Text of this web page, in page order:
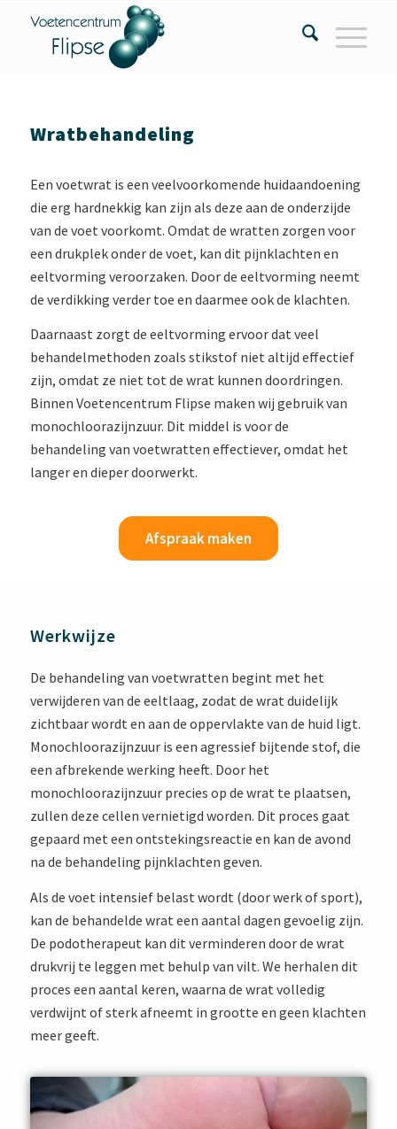
Wratbehandeling
Een voetwrat is een veelvoorkomende huidaandoening
die erg hardnekkig kan zijn als deze aan de onderzijde
van de voet voorkomt. Omdat de wratten zorgen voor
een drukplek onder de voet, kan dit pijnklachten en
eeltvorming veroorzaken. Door de eeltvorming neemt
de verdikking verder toe en daarmee ook de klachten.
Daarnaast zorgt de eeltvorming ervoor dat veel
behandelmethoden zoals stikstof niet altijd effectief
zijn, omdat ze niet tot de wrat kunnen doordringen.
Binnen Voetencentrum Flipse maken wij gebruik van
monochloorazijnzuur. Dit middel is voor de
behandeling van voetwratten effectiever, omdat het
langer en dieper doorwerkt.
Afspraak maken
Werkwijze
De behandeling van voetwratten begint met het
verwijderen van de eeltlaag, zodat de wrat duidelijk
zichtbaar wordt en aan de oppervlakte van de huid ligt.
Monochloorazijnzuur is een agressief bijtende stof, die
een afbrekende werking heeft. Door het
monochloorazijnzuur precies op de wrat te plaatsen,
zullen deze cellen vernietigd worden. Dit proces gaat
gepaard met een ontstekingsreactie en kan de avond
na de behandeling pijnklachten geven.
Als de voet intensief belast wordt (door werk of sport),
kan de behandelde wrat een aantal dagen gevoelig zijn.
De podotherapeut kan dit verminderen door de wrat
drukvrij te leggen met behulp van vilt. We herhalen dit
proces een aantal keren, waarna de wrat volledig
verdwijnt of sterk afneemt in grootte en geen klachten
meer geeft.